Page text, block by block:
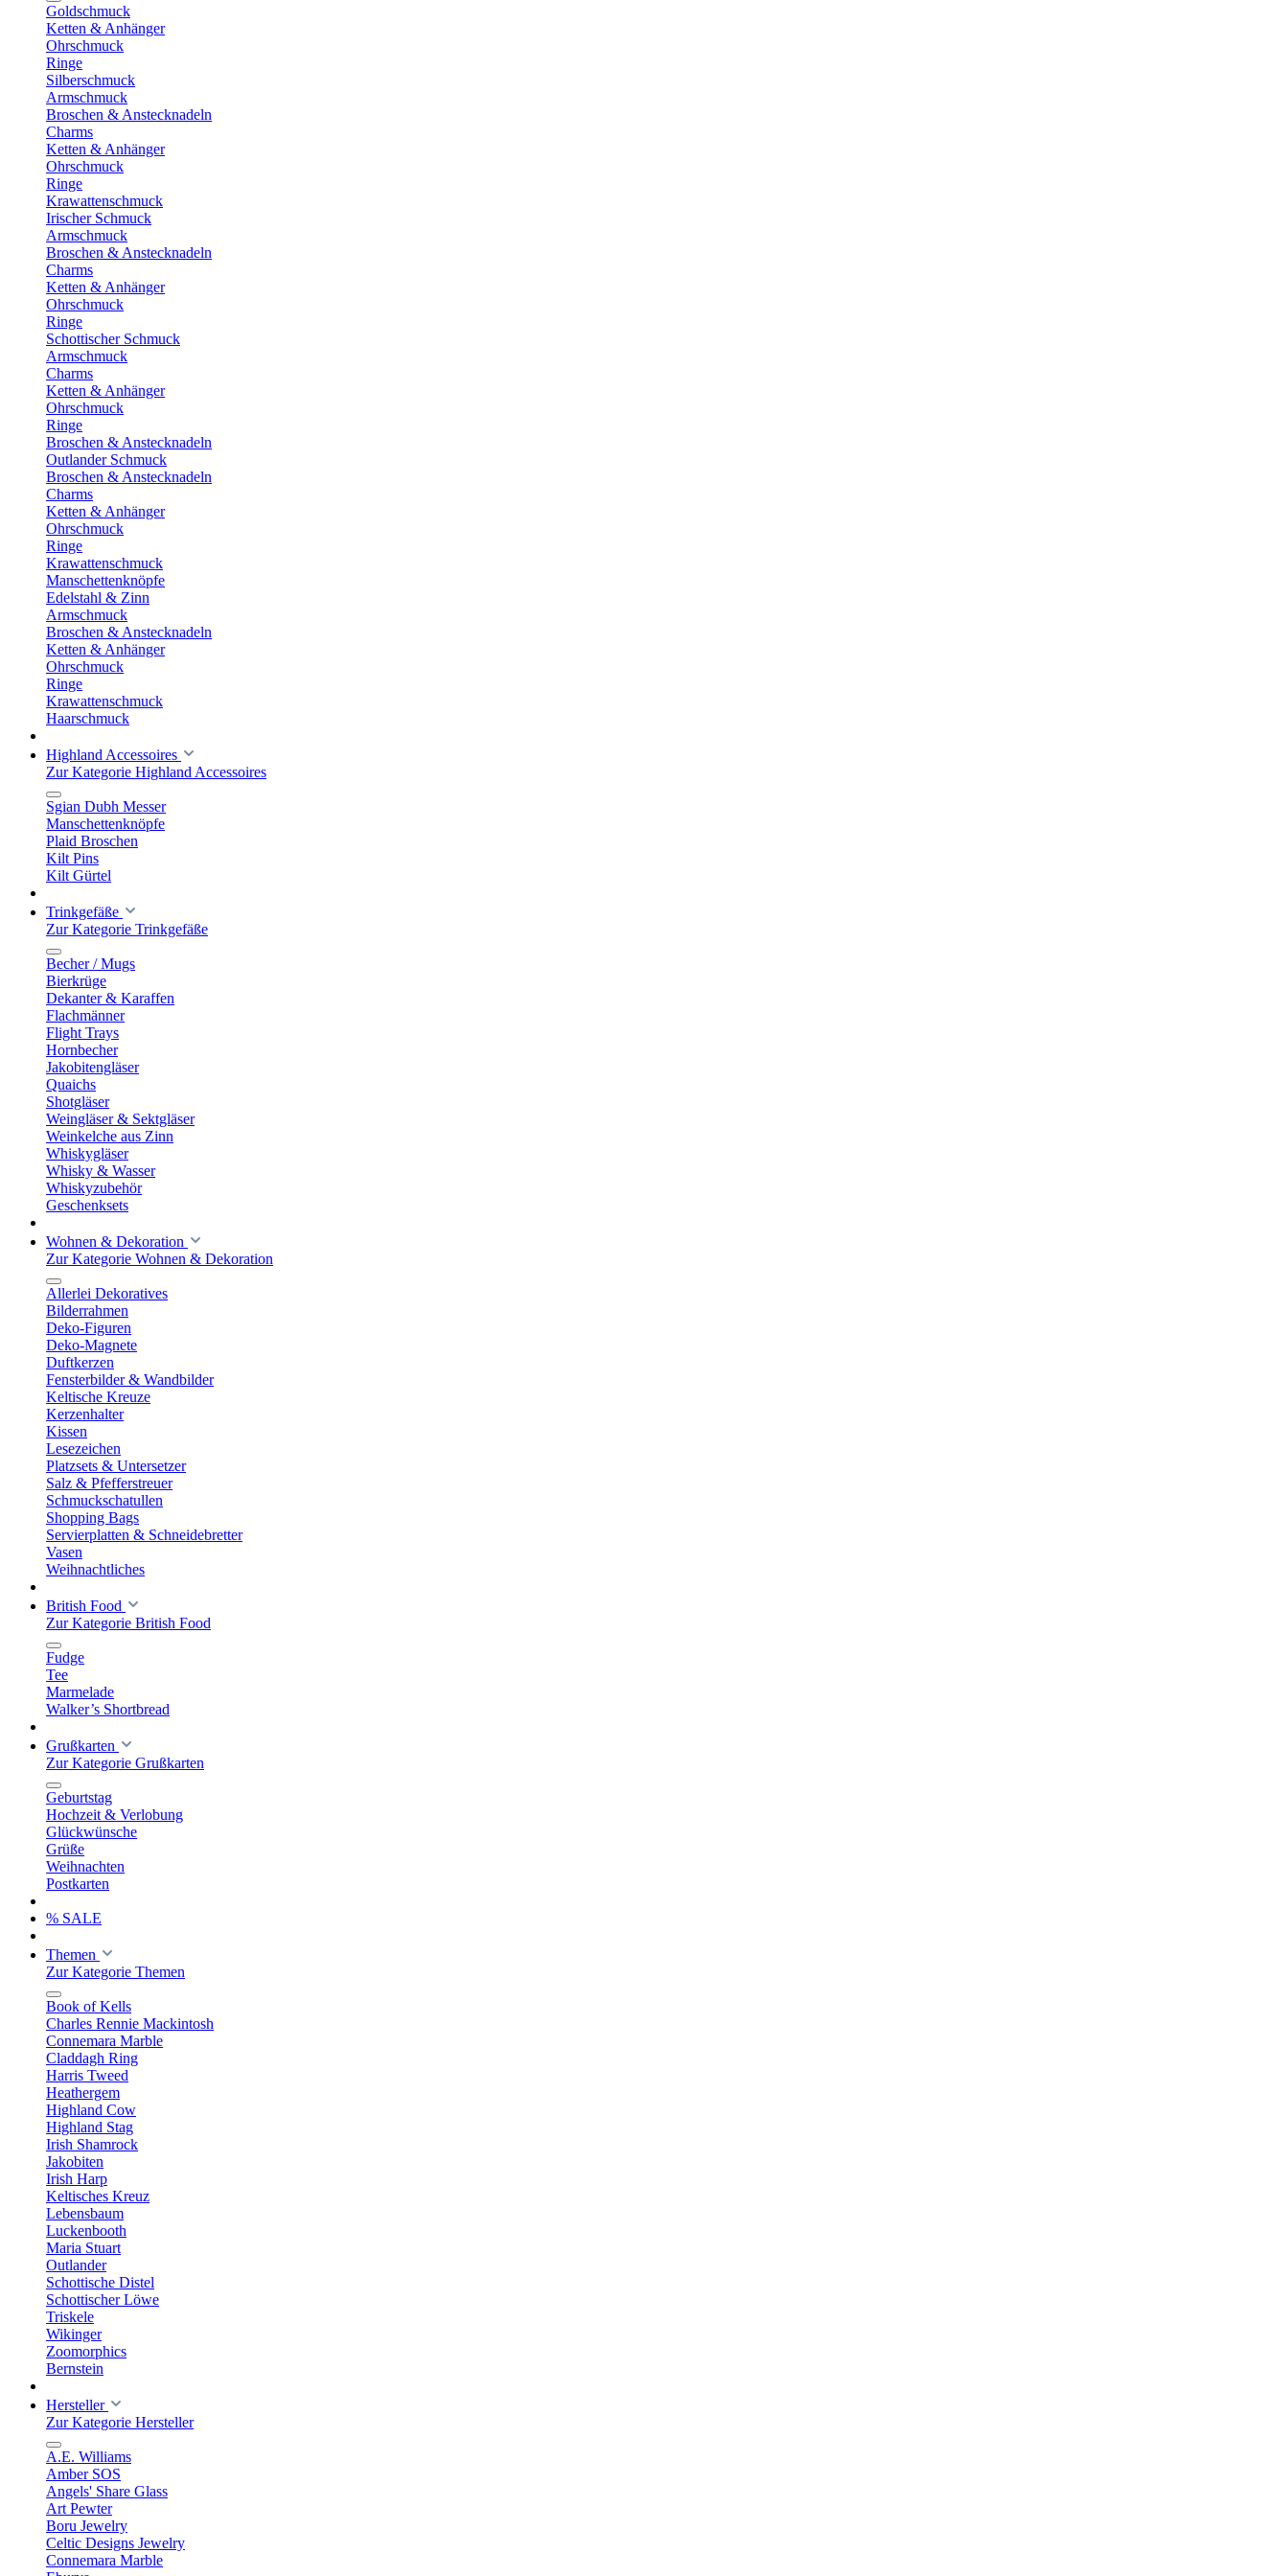
Goldschmuck
Ketten & Anhänger
Ohrschmuck
Ringe
Silberschmuck
Armschmuck
Broschen & Anstecknadeln
Charms
Ketten & Anhänger
Ohrschmuck
Ringe
Krawattenschmuck
Irischer Schmuck
Armschmuck
Broschen & Anstecknadeln
Charms
Ketten & Anhänger
Ohrschmuck
Ringe
Schottischer Schmuck
Armschmuck
Charms
Ketten & Anhänger
Ohrschmuck
Ringe
Broschen & Anstecknadeln
Outlander Schmuck
Broschen & Anstecknadeln
Charms
Ketten & Anhänger
Ohrschmuck
Ringe
Krawattenschmuck
Manschettenknöpfe
Edelstahl & Zinn
Armschmuck
Broschen & Anstecknadeln
Ketten & Anhänger
Ohrschmuck
Ringe
Krawattenschmuck
Haarschmuck
Highland Accessoires
Zur Kategorie Highland Accessoires
Sgian Dubh Messer
Manschettenknöpfe
Plaid Broschen
Kilt Pins
Kilt Gürtel
Trinkgefäße
Zur Kategorie Trinkgefäße
Becher / Mugs
Bierkrüge
Dekanter & Karaffen
Flachmänner
Flight Trays
Hornbecher
Jakobitengläser
Quaichs
Shotgläser
Weingläser & Sektgläser
Weinkelche aus Zinn
Whiskygläser
Whisky & Wasser
Whiskyzubehör
Geschenksets
Wohnen & Dekoration
Zur Kategorie Wohnen & Dekoration
Allerlei Dekoratives
Bilderrahmen
Deko-Figuren
Deko-Magnete
Duftkerzen
Fensterbilder & Wandbilder
Keltische Kreuze
Kerzenhalter
Kissen
Lesezeichen
Platzsets & Untersetzer
Salz & Pfefferstreuer
Schmuckschatullen
Shopping Bags
Servierplatten & Schneidebretter
Vasen
Weihnachtliches
British Food
Zur Kategorie British Food
Fudge
Tee
Marmelade
Walker’s Shortbread
Grußkarten
Zur Kategorie Grußkarten
Geburtstag
Hochzeit & Verlobung
Glückwünsche
Grüße
Weihnachten
Postkarten
% SALE
Themen
Zur Kategorie Themen
Book of Kells
Charles Rennie Mackintosh
Connemara Marble
Claddagh Ring
Harris Tweed
Heathergem
Highland Cow
Highland Stag
Irish Shamrock
Jakobiten
Irish Harp
Keltisches Kreuz
Lebensbaum
Luckenbooth
Maria Stuart
Outlander
Schottische Distel
Schottischer Löwe
Triskele
Wikinger
Zoomorphics
Bernstein
Hersteller
Zur Kategorie Hersteller
A.E. Williams
Amber SOS
Angels' Share Glass
Art Pewter
Boru Jewelry
Celtic Designs Jewelry
Connemara Marble